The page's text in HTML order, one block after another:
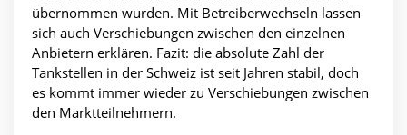
übernommen wurden. Mit Betreiberwechseln lassen
sich auch Verschiebungen zwischen den einzelnen
Anbietern erklären. Fazit: die absolute Zahl der
Tankstellen in der Schweiz ist seit Jahren stabil, doch
es kommt immer wieder zu Verschiebungen zwischen
den Marktteilnehmern.